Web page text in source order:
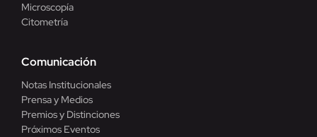
Microscopía
Citometría
Comunicación
Notas Institucionales
Prensa y Medios
Premios y Distinciones
Próximos Eventos